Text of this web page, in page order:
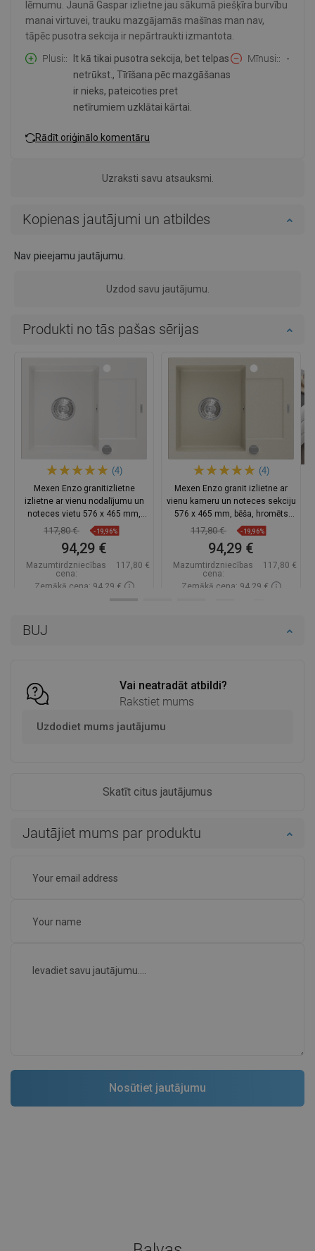
BUJ
Vai neatradāt atbildi?
Rakstiet mums
Uzdodiet mums jautājumu
Skatīt citus jautājumus
lēmumu. Jaunā Gaspar izlietne jau sākumā piešķīra burvību
manai virtuvei, trauku mazgājamās mašīnas man nav,
tāpēc pusotra sekcija ir nepārtraukti izmantota.
Plusi:
It kā tikai pusotra sekcija, bet telpas
netrūkst., Tīrīšana pēc mazgāšanas
ir nieks, pateicoties pret
netīrumiem uzklātai kārtai.
Mīnusi: -
Rādīt oriģinālo komentāru
Uzraksti savu atsauksmi.
Kopienas jautājumi un atbildes
Nav pieejamu jautājumu.
Uzdod savu jautājumu.
Jautājiet mums par produktu
Produkti no tās pašas sērijas
(4)
Mexen Enzo granitizlietne
izlietne ar vienu nodalījumu un
noteces vietu 576 x 465 mm,
balta, hromēts sifons -
117,80 € -19,96%
94,29 €
Mazumtirdzniecības
cena:
117,80 €
Zemākā cena: 94,29 €
(4)
Mexen Enzo granit izlietne ar
vienu kameru un noteces sekciju
576 x 465 mm, bēša, hromēts
sifons - 6506571005-69
117,80 € -19,96%
94,29 €
Mazumtirdzniecības
cena:
117,80 €
Zemākā cena: 94,29 €